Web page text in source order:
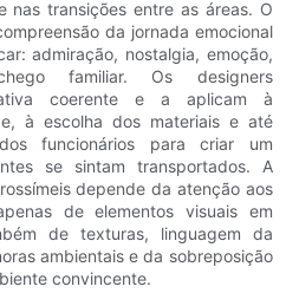
nas transições entre as áreas. O
da jornada emocional
admiração, nostalgia, emoção,
familiar. Os designers
coerente e a aplicam à
à escolha dos materiais e até
funcionários para criar um
se sintam transportados. A
depende da atenção aos
de elementos visuais em
de texturas, linguagem da
ambientais e da sobreposição
convincente.